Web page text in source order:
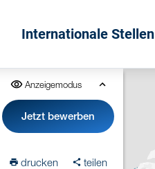
Internationale Stellen
Anzeigemodus
Jetzt bewerben
drucken teilen